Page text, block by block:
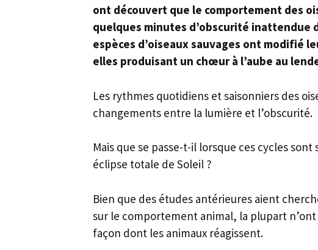
ont découvert que le comportement des
quelques minutes d’obscurité inattendue
espèces d’oiseaux sauvages ont modifié
elles produisant un chœur à l’aube au
Les rythmes quotidiens et saisonniers des
changements entre la lumière et l’obscurité.
Mais que se passe-t-il lorsque ces cycles
éclipse totale de Soleil ?
Bien que des études antérieures aient
sur le comportement animal, la plupart
façon dont les animaux réagissent.